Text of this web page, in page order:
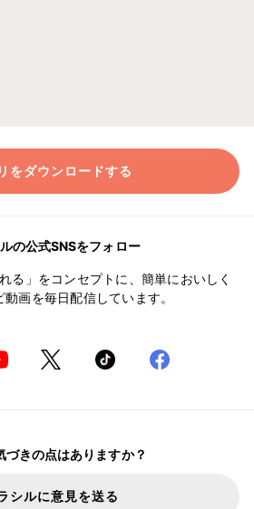
をダウンロードする
の公式SNSをフォロー
る」をコンセプトに、簡単においしく
画を毎日配信しています。
づきの点はありますか？
シルに意見を送る